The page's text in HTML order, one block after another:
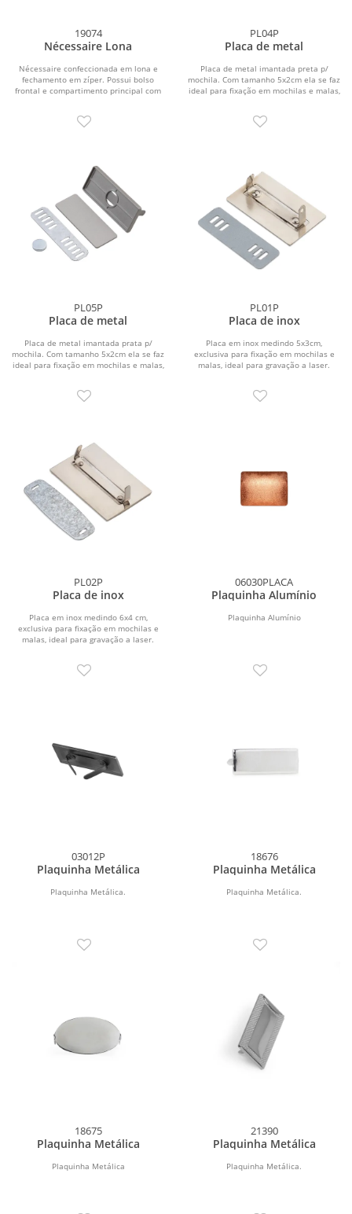
19074
Nécessaire Lona
Nécessaire confeccionada em lona e
fechamento em zíper. Possui bolso
frontal e compartimento principal com
PL04P
Placa de metal
Placa de metal imantada preta p/
mochila. Com tamanho 5x2cm ela se faz
ideal para fixação em mochilas e malas,
PL05P
Placa de metal
Placa de metal imantada prata p/
mochila. Com tamanho 5x2cm ela se faz
ideal para fixação em mochilas e malas,
PL01P
Placa de inox
Placa em inox medindo 5x3cm,
exclusiva para fixação em mochilas e
malas, ideal para gravação a laser.
PL02P
Placa de inox
Placa em inox medindo 6x4 cm,
exclusiva para fixação em mochilas e
malas, ideal para gravação a laser.
06030PLACA
Plaquinha Alumínio
Plaquinha Alumínio
03012P
Plaquinha Metálica
Plaquinha Metálica.
18676
Plaquinha Metálica
Plaquinha Metálica.
18675
Plaquinha Metálica
Plaquinha Metálica
21390
Plaquinha Metálica
Plaquinha Metálica.